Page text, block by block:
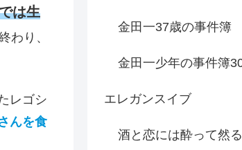
は生
わり、
レゴシ
んを食
金田一37歳の事件簿
金田一少年の事件簿
エレガンスイブ
酒と恋には酔って然